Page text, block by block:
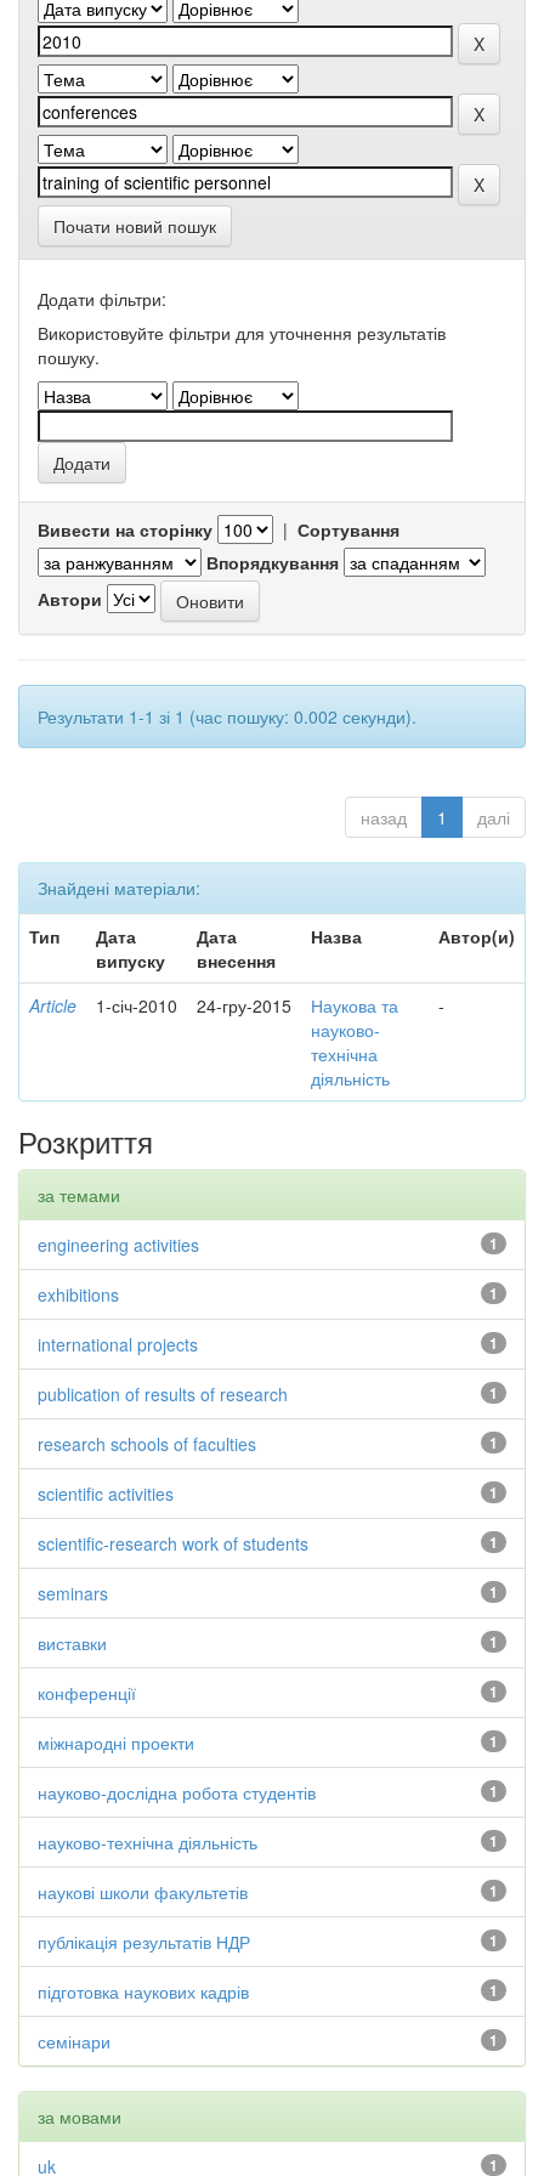
Почати новий пошук
Додати фільтри:
Використовуйте фільтри для уточнення результатів
пошуку.
Вивести на сторінку | Сортування
Впорядкування
Автори
Результати 1-1 зі 1 (час пошуку: 0.002 секунди).
назад 1 далі
Знайдені матеріали:
Тип
Дата
випуску
Дата
внесення
Назва Автор(и)
Article 1-січ-2010 24-гру-2015
Наукова та
науково-
технічна
діяльність
-
Розкриття
за темами
1
engineering activities
1
exhibitions
1
international projects
1
publication of results of research
1
research schools of faculties
1
scientific activities
1
scientific-research work of students
1
seminars
1
виставки
1
конференції
1
міжнародні проекти
1
науково-дослідна робота студентів
1
науково-технічна діяльність
1
наукові школи факультетів
1
публікація результатів НДР
1
підготовка наукових кадрів
1
семінари
за мовами
1
uk